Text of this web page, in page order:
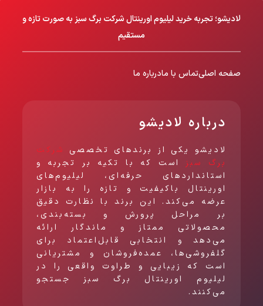
لادیشو؛ تجربه خرید لیلیوم اورینتال شرکت برگ سبز به صورت تازه و
مستقیم
صفحه اصلیتماس با مادرباره ما
درباره لادیشو
لادیشو یکی از برندهای تخصصی
شرکت
برگ سبز است که با تکیه بر تجربه و
استانداردهای حرفه‌ای، لیلیوم‌های
اورینتال باکیفیت و تازه را به بازار
عرضه می‌کند. این برند با نظارت دقیق
بر مراحل پرورش و بسته‌بندی،
محصولاتی ممتاز و ماندگار ارائه
می‌دهد و انتخابی قابل‌اعتماد برای
گلفروشی‌ها، عمده‌فروشان و مشتریانی
است که زیبایی و طراوت واقعی را در
لیلیوم اورینتال برگ سبز جستجو
می‌کنند.